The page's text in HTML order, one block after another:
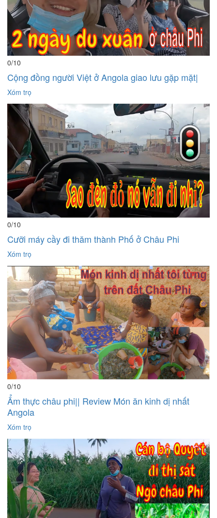
0/10
Cộng đồng người Việt ở Angola giao lưu gặp mặt|
Xóm trọ
0/10
Cưỡi máy cầy đi thăm thành Phố ở Châu Phi
Xóm trọ
0/10
Ẩm thực châu phi|| Review Món ăn kinh dị nhất
Angola
Xóm trọ